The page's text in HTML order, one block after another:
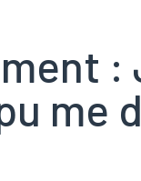
:
me